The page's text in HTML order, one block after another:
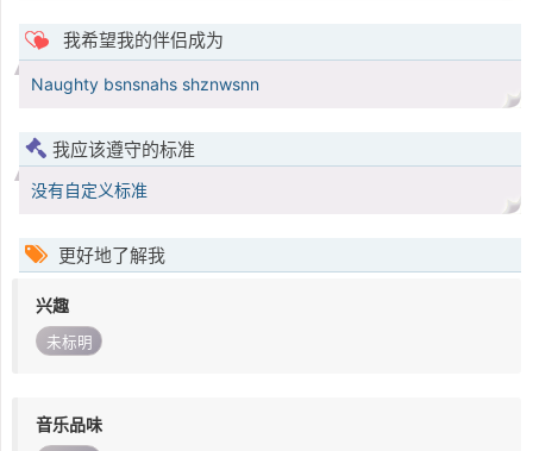
我希望我的伴侣成为
Naughty bsnsnahs shznwsnn
我应该遵守的标准
没有自定义标准
更好地了解我
兴趣
未标明
音乐品味